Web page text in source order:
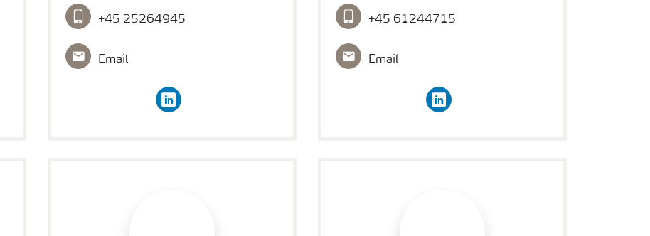
+45 25264945
Email
linkedin
+45 61244715
Email
linkedin